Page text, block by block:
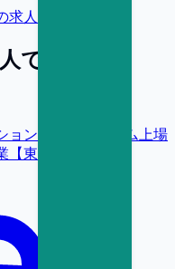
求人をもっと見る
で探す
ョン提案（プライム上場
東京】